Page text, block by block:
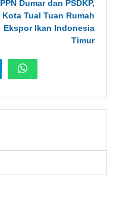
PPN Dumar dan PSDKP,
Kota Tual Tuan Rumah
Ekspor Ikan Indonesia
Timur